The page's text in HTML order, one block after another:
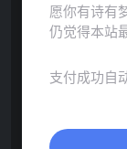
愿你有诗有
仍觉得本站
支付成功自